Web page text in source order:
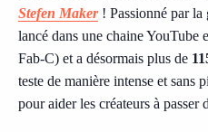
Stefen Maker! Passionné par la
lancé dans une chaine YouTube
Fab-C) et a désormais plus de
teste de manière intense et sans
pour aider les créateurs à passer